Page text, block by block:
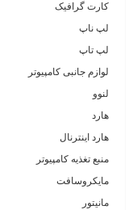
کارت گرافیک
لپ ناپ
لپ تاپ
لوازم جانبی کامپیوتر
لنوو
هارد
هارد اینترنال
منبع تغذیه کامپیوتر
مایکروسافت
مانیتور